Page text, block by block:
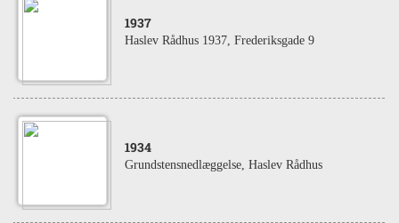
1937
Haslev Rådhus 1937, Frederiksgade 9
1934
Grundstensnedlæggelse, Haslev Rådhus